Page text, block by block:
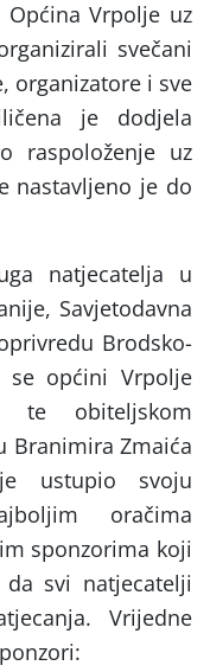
Vrpolje uz
svečani
organizatore i sve
je dodjela
raspoloženje uz
nastavljeno je do
natjecatelja u
Savjetodavna
Brodsko-
se općini Vrpolje
te obiteljskom
Branimira Zmaića
ustupio svoju
oračima
sponzorima koji
svi natjecatelji
Vrijedne